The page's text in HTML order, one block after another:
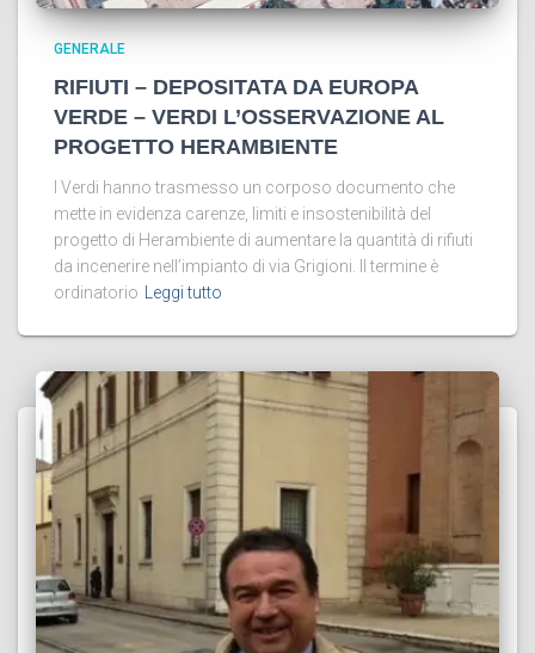
GENERALE
RIFIUTI – DEPOSITATA DA EUROPA
VERDE – VERDI L’OSSERVAZIONE AL
PROGETTO HERAMBIENTE
I Verdi hanno trasmesso un corposo documento che
mette in evidenza carenze, limiti e insostenibilità del
progetto di Herambiente di aumentare la quantità di rifiuti
da incenerire nell’impianto di via Grigioni. Il termine è
ordinatorio
Leggi tutto